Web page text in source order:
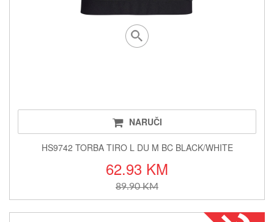
NARUČI
HS9742 TORBA TIRO L DU M BC BLACK/WHITE
62.93 KM
89.90 KM